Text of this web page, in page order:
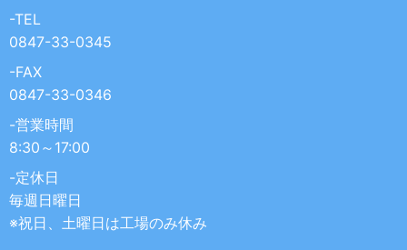
-TEL
0847-33-0345
-FAX
0847-33-0346
-営業時間
8:30～17:00
-定休日
毎週日曜日
※祝日、土曜日は工場のみ休み